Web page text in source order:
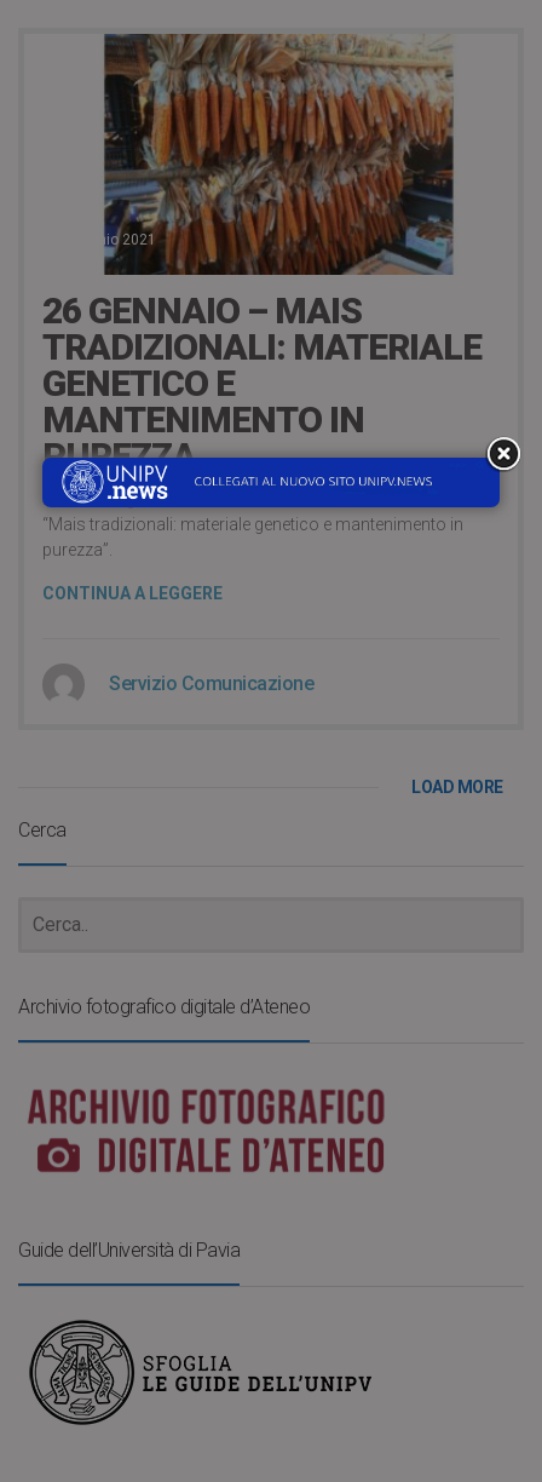
12 Gennaio 2021
26 GENNAIO – MAIS
TRADIZIONALI: MATERIALE
GENETICO E
MANTENIMENTO IN
PUREZZA
Martedì 26 gennaio 2021, alle ore 14.30, si terrà il webinar
“Mais tradizionali: materiale genetico e mantenimento in
purezza”.
CONTINUA A LEGGERE
Servizio Comunicazione
LOAD MORE
Cerca
Archivio fotografico digitale d’Ateneo
Guide dell’Università di Pavia